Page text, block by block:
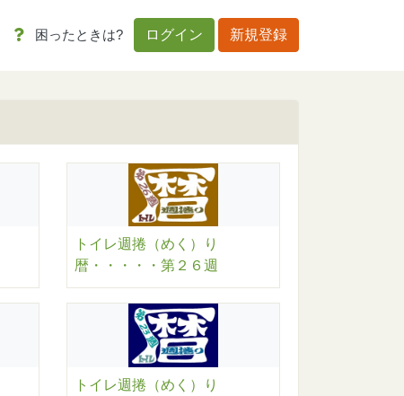
困ったときは? ログイン 新規登録
トイレ週捲（めく）り
暦・・・・・第２６週
トイレ週捲（めく）り